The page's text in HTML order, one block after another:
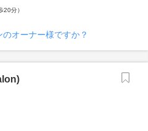
20分）
オーナー様ですか？